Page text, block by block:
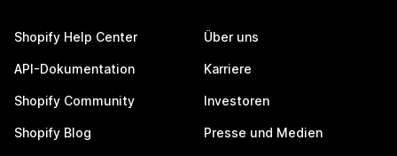
Shopify Help Center
API-Dokumentation
Shopify Community
Shopify Blog
Über uns
Karriere
Investoren
Presse und Medien